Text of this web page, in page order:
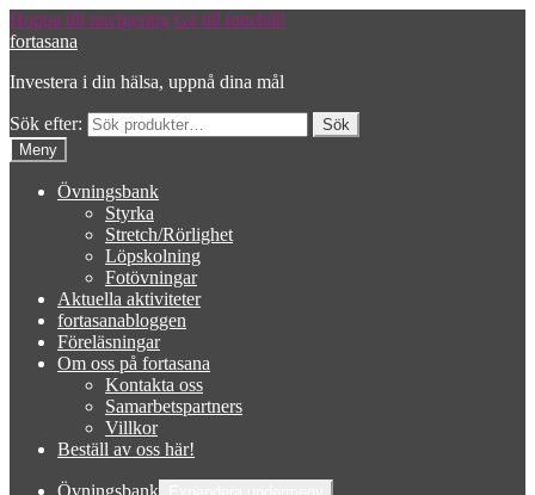
Hoppa till navigering Gå till innehåll
fortasana
Investera i din hälsa, uppnå dina mål
Sök efter:
Meny
Övningsbank
Styrka
Stretch/Rörlighet
Löpskolning
Fotövningar
Aktuella aktiviteter
fortasanabloggen
Föreläsningar
Om oss på fortasana
Kontakta oss
Samarbetspartners
Villkor
Beställ av oss här!
Övningsbank